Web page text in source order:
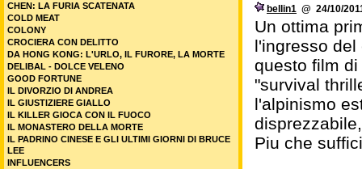
bellin1 @ 24/10/
Un ottima
l'ingresso
questo film
"survival
l'alpinismo
Piu che
CHEN: LA FURIA SCATENATA
COLD MEAT
COLONY
CROCIERA CON DELITTO
DA HONG KONG: L'URLO, IL FURORE, LA MORTE
DELIBAL - DOLCE VELENO
GOOD FORTUNE
IL DIVORZIO DI ANDREA
IL GIUSTIZIERE GIALLO
IL KILLER GIOCA CON IL FUOCO
IL MONASTERO DELLA MORTE
IL PADRINO CINESE E GLI ULTIMI GIORNI DI BRUCE
LEE
INFLUENCERS